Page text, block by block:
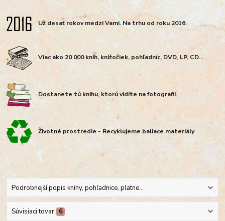
Už desať rokov medzi Vami. Na trhu od roku 2016.
Viac ako 20 000 kníh, knižočiek, pohľadníc, DVD, LP, CD...
Dostanete tú knihu, ktorú vidíte na fotografii.
Životné prostredie - Recyklujeme baliace materiály
Podrobnejší popis knihy, pohľadnice, platne...
Súvisiaci tovar 6